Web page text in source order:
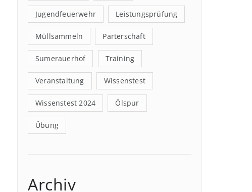
Jugendfeuerwehr Leistungsprüfung
Müllsammeln Parterschaft
Sumerauerhof Training
Veranstaltung Wissenstest
Wissenstest 2024 Ölspur
Übung
Archiv